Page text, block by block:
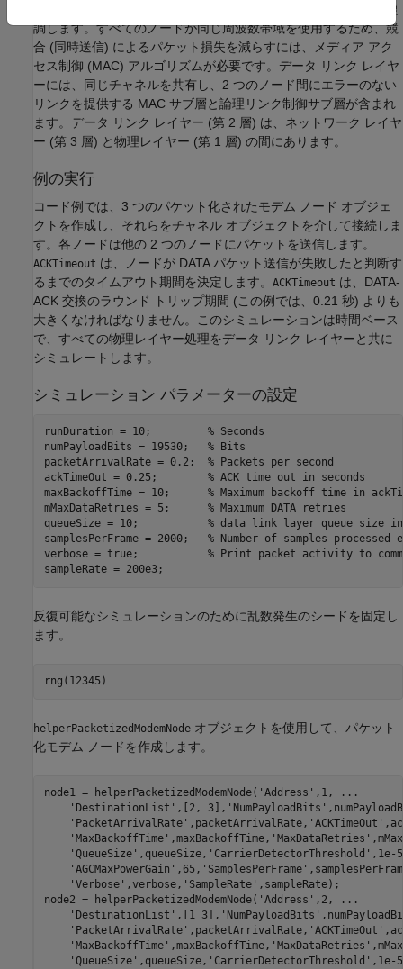
周波数帯域で変調、送信、および受信を行った後、パケットを復
調します。すべてのノードが同じ周波数帯域を使用するため、競
合 (同時送信) によるパケット損失を減らすには、メディア アク
セス制御 (MAC) アルゴリズムが必要です。データ リンク レイヤ
ーには、同じチャネルを共有し、2 つのノード間にエラーのない
リンクを提供する MAC サブ層と論理リンク制御サブ層が含まれ
ます。データ リンク レイヤー (第 2 層) は、ネットワーク レイヤ
ー (第 3 層) と物理レイヤー (第 1 層) の間にあります。
例の実行
コード例では、3 つのパケット化されたモデム ノード オブジェ
クトを作成し、それらをチャネル オブジェクトを介して接続しま
す。各ノードは他の 2 つのノードにパケットを送信します。
ACKTimeout は、ノードが DATA パケット送信が失敗したと判断す
るまでのタイムアウト期間を決定します。 ACKTimeout は、DATA-
ACK 交換のラウンド トリップ期間 (この例では、0.21 秒) よりも
大きくなければなりません。このシミュレーションは時間ベース
で、すべての物理レイヤー処理をデータ リンク レイヤーと共に
シミュレートします。
シミュレーション パラメーターの設定
runDuration = 10; % Seconds
numPayloadBits = 19530; % Bits
packetArrivalRate = 0.2; % Packets per second
ackTimeOut = 0.25; % ACK time out in seconds
maxBackoffTime = 10; % Maximum backoff time in
mMaxDataRetries = 5; % Maximum DATA retries
queueSize = 10; % data link layer queue size in
samplesPerFrame = 2000; % Number of samples
verbose = true; % Print packet activity to
sampleRate = 200e3;
反復可能なシミュレーションのために乱数発生のシードを固定し
ます。
rng(12345)
helperPacketizedModemNode オブジェクトを使用して、パケット
化モデム ノードを作成します。
node1 = helperPacketizedModemNode( 'Address' ,1,
...
'DestinationList' ,[2, 3], 'NumPayloadBits'
'PacketArrivalRate' ,packetArrivalRate, 'ACKTimeOut'
'MaxBackoffTime' ,maxBackoffTime, 'MaxDataRetries'
'QueueSize' ,queueSize, 'CarrierDetectorThreshold'
'AGCMaxPowerGain' ,65, 'SamplesPerFrame'
'Verbose' ,verbose, 'SampleRate' ,sampleRate);
node2 = helperPacketizedModemNode( 'Address' ,2,
...
'DestinationList' ,[1 3], 'NumPayloadBits'
'PacketArrivalRate' ,packetArrivalRate, 'ACKTimeOut'
'MaxBackoffTime' ,maxBackoffTime, 'MaxDataRetries'
'QueueSize' ,queueSize, 'CarrierDetectorThreshold'